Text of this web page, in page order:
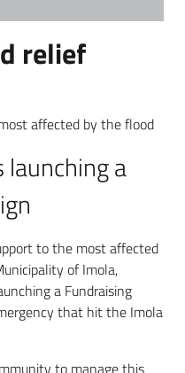
relief
affected by the flood
launching a
to the most affected
of Imola,
a Fundraising
that hit the Imola
to manage this